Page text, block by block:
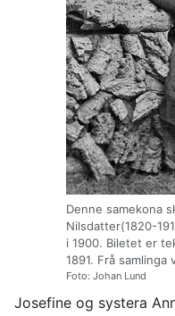
Denne samekona
Nilsdatter(1820-
i 1900. Biletet er
1891. Frå samlinga
Foto: Johan Lund
Josefine og systera